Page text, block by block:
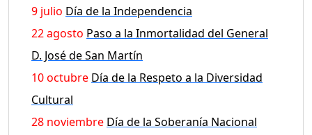
9 julio Día de la Independencia
22 agosto Paso a la Inmortalidad del General
D. José de San Martín
10 octubre Día de la Respeto a la Diversidad
Cultural
28 noviembre Día de la Soberanía Nacional